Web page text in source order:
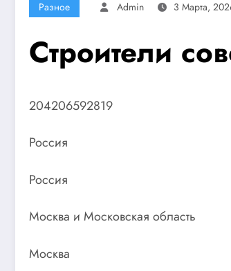
Разное Admin 3 Марта,
Строители
204206592819
Россия
Россия
Москва и Московская область
Москва